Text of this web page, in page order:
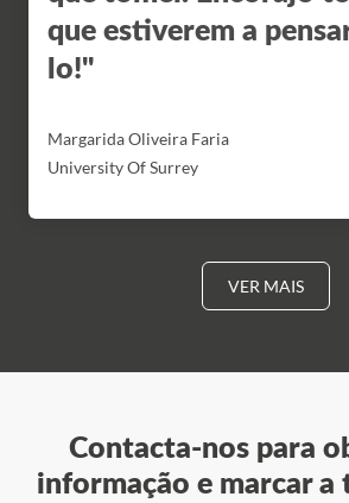
que estiverem a
lo!"
Margarida Oliveira Faria
University Of Surrey
VER MAIS
Contacta-nos para
informação e marcar a